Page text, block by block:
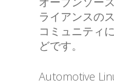
ライアンスの
コミュニティ
どです。
Automotive